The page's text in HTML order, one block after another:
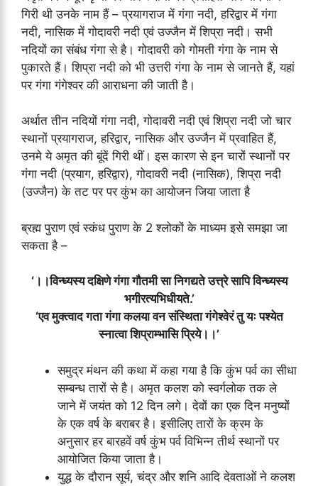
गिरी थी उनके नाम हैं – प्रयागराज में गंगा नदी, हरिद्वार में गंगा
नदी, नासिक में गोदावरी नदी एवं उज्जैन में शिप्रा नदी। सभी
नदियों का संबंध गंगा से है। गोदावरी को गोमती गंगा के नाम से
पुकारते हैं। शिप्रा नदी को भी उत्तरी गंगा के नाम से जानते हैं, यहां
पर गंगा गंगेश्वर की आराधना की जाती है।
अर्थात तीन नदियों गंगा नदी, गोदावरी नदी एवं शिप्रा नदी जो चार
स्थानों प्रयागराज, हरिद्वार, नासिक और उज्जैन में प्रवाहित हैं,
उनमे ये अमृत की बूंदें गिरी थीं। इस कारण से इन चारों स्थानों पर
गंगा नदी (प्रयाग, हरिद्वार), गोदावरी नदी (नासिक), शिप्रा नदी
(उज्जैन) के तट पर पर कुंभ का आयोजन जिया जाता है
ब्रह्म पुराण एवं स्कंध पुराण के 2 श्लोकों के माध्यम इसे समझा जा
सकता है –
‘।।विन्ध्यस्य दक्षिणे गंगा गौतमी सा निगद्यते उत्त्रे सापि विन्ध्यस्य
भगीरत्यभिधीयते.’
‘एव मुक्त्वाद गता गंगा कलया वन संस्थिता गंगेश्वेरं तु यः पश्येत
स्नात्वा शिप्राम्भासि प्रिये।।’
समुद्र मंथन की कथा में कहा गया है कि कुंभ पर्व का सीधा
सम्बन्ध तारों से है। अमृत कलश को स्वर्गलोक तक ले
जाने में जयंत को 12 दिन लगे। देवों का एक दिन मनुष्यों
के एक वर्ष के बराबर है। इसीलिए तारों के क्रम के
अनुसार हर बारहवें वर्ष कुंभ पर्व विभिन्न तीर्थ स्थानों पर
आयोजित किया जाता है।
युद्ध के दौरान सूर्य, चंद्र और शनि आदि देवताओं ने कलश